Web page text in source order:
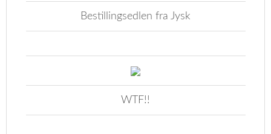
Bestillingsedlen fra Jysk
WTF!!